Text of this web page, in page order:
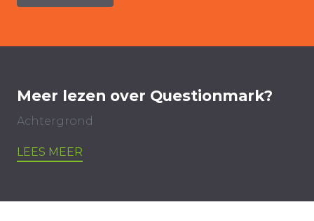
Meer lezen over Questionmark?
Achtergrond
LEES MEER